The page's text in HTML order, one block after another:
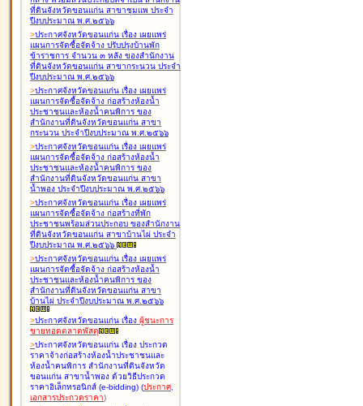
ที่ดินจังหวัดขอนแก่น สาขาชุมแพ ประจำ
ปีงบประมาณ พ.ศ.๒๕๖๖
>ประกาศจังหวัดขอนแก่น เรื่อง เผยแพร่
แผนการจัดซื้อจัดจ้าง ปรับปรุงบ้านพัก
ข้าราชการ จำนวน ๓ หลัง ของสำนักงาน
ที่ดินจังหวัดขอนแก่น สาขากระนวน ประจำ
ปีงบประมาณ พ.ศ.๒๕๖๖
>ประกาศจังหวัดขอนแก่น เรื่อง เผยแพร่
แผนการจัดซื้อจัดจ้าง ก่อสร้างห้องน้ำ
ประชาชนและห้องน้ำคนพิการ ของ
สำนักงานที่ดินจังหวัดขอนแก่น สาขา
กระนวน ประจำปีงบประมาณ พ.ศ.๒๕๖๖
>ประกาศจังหวัดขอนแก่น เรื่อง เผยแพร่
แผนการจัดซื้อจัดจ้าง ก่อสร้างห้องน้ำ
ประชาชนและห้องน้ำคนพิการ ของ
สำนักงานที่ดินจังหวัดขอนแก่น สาขา
น้ำพอง ประจำปีงบประมาณ พ.ศ.๒๕๖๖
>ประกาศจังหวัดขอนแก่น เรื่อง เผยแพร่
แผนการจัดซื้อจัดจ้าง ก่อสร้างที่พัก
ประชาชนพร้อมส่วนประกอบ ของสำนักงาน
ที่ดินจังหวัดขอนแก่น สาขาบ้านไผ่ ประจำ
ปีงบประมาณ พ.ศ.๒๕๖๖
>ประกาศจังหวัดขอนแก่น เรื่อง เผยแพร่
แผนการจัดซื้อจัดจ้าง ก่อสร้างห้องน้ำ
ประชาชนและห้องน้ำคนพิการ ของ
สำนักงานที่ดินจังหวัดขอนแก่น สาขา
บ้านไผ่ ประจำปีงบประมาณ พ.ศ.๒๕๖๖
>ประกาศจังหวัดขอนแก่น เรื่อง ผู้ชนะการ
ขายทอดตลาดพัสดุ
>ประกาศจังหวัดขอนแก่น เรื่อง ประกวด
ราคาจ้างก่อสร้างห้องน้ำประชาชนและ
ห้องน้ำคนพิการ สำนักงานที่ดินจังหวัด
ขอนแก่น สาขาน้ำพอง ด้วยวิธีประกวด
ราคาอิเล็กทรอนิกส์ (e-bidding) (ประกาศ,
เอกสารประกวดราคา)